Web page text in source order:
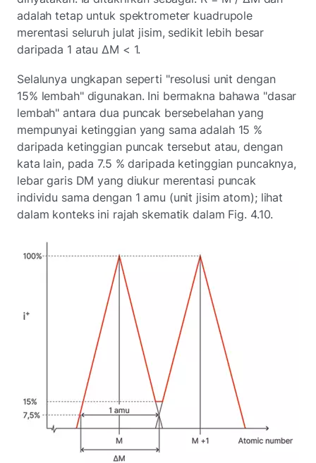
adalah tetap untuk spektrometer kuadrupole
merentasi seluruh julat jisim, sedikit lebih besar
daripada 1 atau ΔM < 1.
Selalunya ungkapan seperti "resolusi unit dengan
15% lembah" digunakan. Ini bermakna bahawa "dasar
lembah" antara dua puncak bersebelahan yang
mempunyai ketinggian yang sama adalah 15 %
daripada ketinggian puncak tersebut atau, dengan
kata lain, pada 7.5 % daripada ketinggian puncaknya,
lebar garis DM yang diukur merentasi puncak
individu sama dengan 1 amu (unit jisim atom); lihat
dalam konteks ini rajah skematik dalam Fig. 4.10.